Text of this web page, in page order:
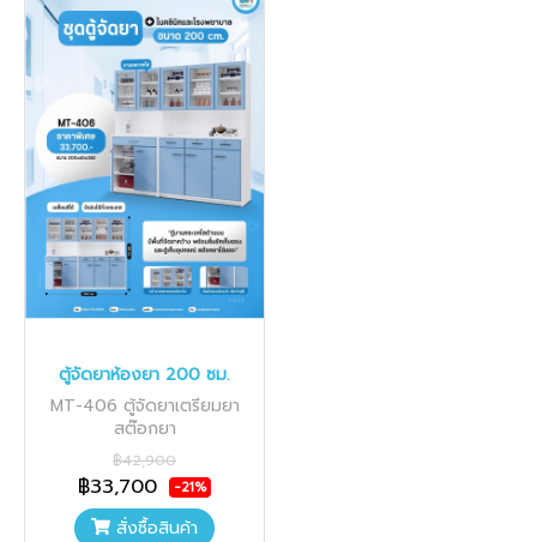
ตู้จัดยาห้องยา 200 ซม.
MT-406 ตู้จัดยาเตรียมยา
สต๊อกยา
฿42,900
฿33,700 -21%
สั่งซื้อสินค้า